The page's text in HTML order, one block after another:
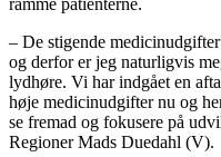
ramme patienterne.
– De stigende
og derfor er jeg naturligvis
lydhøre. Vi har indgået en
høje medicinudgifter nu og
se fremad og fokusere på
Regioner Mads Duedahl (V).